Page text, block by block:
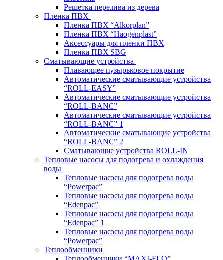
Решетка перелива из дерева
Пленка ПВХ
Пленка ПВХ “Alkorplan”
Пленка ПВХ “Haogenplast”
Аксессуары для пленки ПВХ
Пленка ПВХ SBG
Сматывающие устройства
Плавающее пузырьковое покрытие
Автоматические сматывающие устройства
“ROLL-EASY”
Автоматические сматывающие устройства
“ROLL-BANC”
Автоматические сматывающие устройства
“ROLL-BANC” 1
Автоматические сматывающие устройства
“ROLL-BANC” 2
Сматывающие устройства ROLL-IN
Тепловые насосы для подогрева и охлаждения
воды
Тепловые насосы для подогрева воды
“Powerpac”
Тепловые насосы для подогрева воды
“Edenpac”
Тепловые насосы для подогрева воды
“Edenpac” 1
Тепловые насосы для подогрева воды
“Powerpac”
Теплообменники
Теплообменники “MAXI-FLO”